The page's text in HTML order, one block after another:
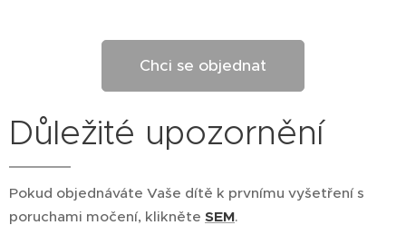
Chci se objednat
Důležité upozornění
Pokud objednáváte Vaše dítě k prvnímu vyšetření s
poruchami močení, klikněte SEM.